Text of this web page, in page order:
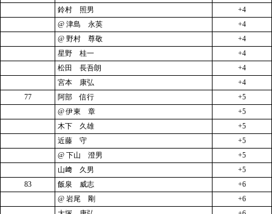
鈴村 照男
+4
@ 津島 永英
+4
@ 野村 尊敬
+4
星野 桂一
+4
松田 長吾朗
+4
宮本 康弘
+4
77
阿部 信行
+5
@ 伊東 章
+5
木下 久雄
+5
近藤 守
+5
@ 下山 澄男
+5
山﨑 久男
+5
83
飯泉 威志
+6
@ 岩尾 剛
+6